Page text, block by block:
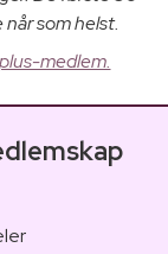
som helst.
medlem.